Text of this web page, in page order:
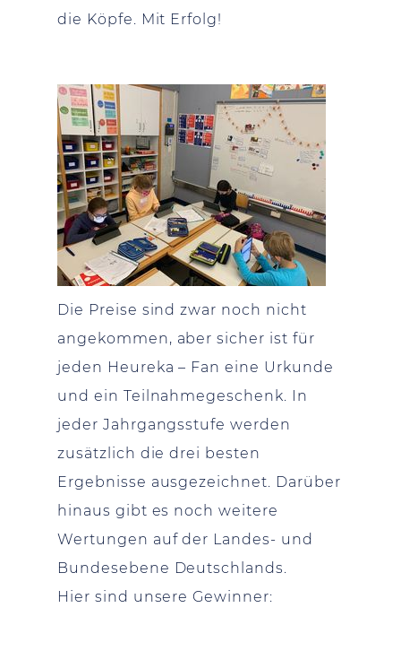
die Köpfe. Mit Erfolg!
Die Preise sind zwar noch nicht
angekommen, aber sicher ist für
jeden Heureka – Fan eine Urkunde
und ein Teilnahmegeschenk. In
jeder Jahrgangsstufe werden
zusätzlich die drei besten
Ergebnisse ausgezeichnet. Darüber
hinaus gibt es noch weitere
Wertungen auf der Landes- und
Bundesebene Deutschlands.
Hier sind unsere Gewinner: